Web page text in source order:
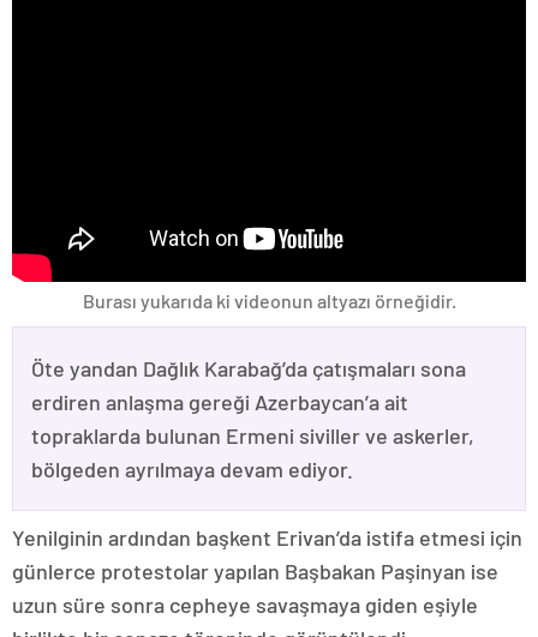
Burası yukarıda ki videonun altyazı örneğidir.
Öte yandan Dağlık Karabağ’da çatışmaları sona
erdiren anlaşma gereği Azerbaycan’a ait
topraklarda bulunan Ermeni siviller ve askerler,
bölgeden ayrılmaya devam ediyor.
Yenilginin ardından başkent Erivan’da istifa etmesi için
günlerce protestolar yapılan Başbakan Paşinyan ise
uzun süre sonra cepheye savaşmaya giden eşiyle